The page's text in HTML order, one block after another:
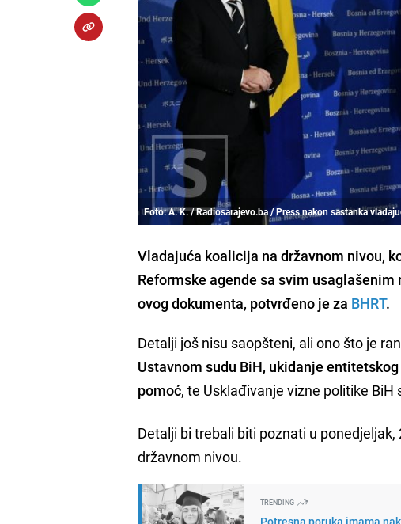
Foto: A. K. / Radiosarajevo.ba / Press nakon sastanka
Vladajuća koalicija na državnom nivou,
Reformske agende sa svim
ovog dokumenta, potvrđeno je za BHRT.
Detalji još nisu saopšteni, ali ono što je
Ustavnom sudu BiH, ukidanje
pomoć, te Usklađivanje vizne politike BiH
Detalji bi trebali biti poznati u
državnom nivou.
TRENDING